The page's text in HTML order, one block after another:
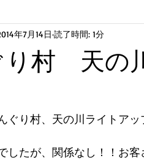
り村 天の
年7月14日 読了時間: 1分
ぐり村、天の川ライトア
したが、関係なし！！お